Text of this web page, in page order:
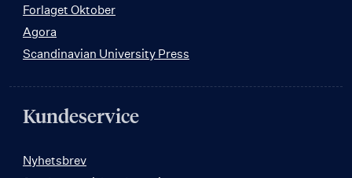
Forlaget Oktober
Agora
Scandinavian University Press
Kundeservice
Nyhetsbrev